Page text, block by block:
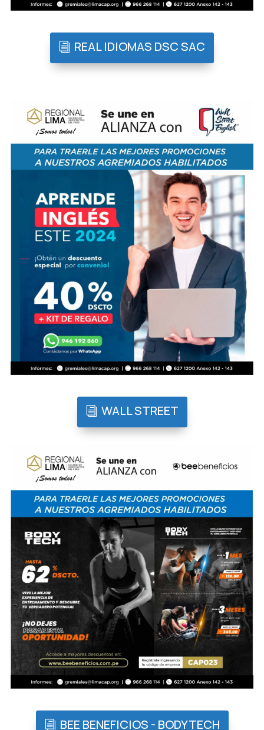
REAL IDIOMAS DSC SAC
WALL STREET
BEE BENEFICIOS - BODYTECH